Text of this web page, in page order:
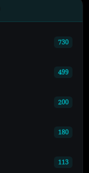
730
499
200
180
113